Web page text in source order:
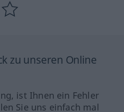
zu unseren Online
ist Ihnen ein Fehler
Sie uns einfach mal